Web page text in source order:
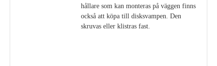
hållare som kan monteras på väggen finns
också att köpa till disksvampen. Den
skruvas eller klistras fast.